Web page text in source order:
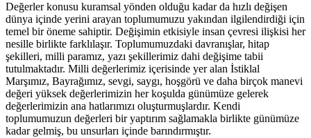
Değerler konusu kuramsal yönden olduğu kadar da hızlı değişen
dünya içinde yerini arayan toplumumuzu yakından ilgilendirdiği için
temel bir öneme sahiptir. Değişimin etkisiyle insan çevresi ilişkisi her
nesille birlikte farklılaşır. Toplumumuzdaki davranışlar, hitap
şekilleri, milli paramız, yazı şekillerimiz dahi değişime tabii
tutulmaktadır. Milli değerlerimiz içerisinde yer alan İstiklal
Marşımız, Bayrağımız, sevgi, saygı, hoşgörü ve daha birçok manevi
değeri yüksek değerlerimizin her koşulda günümüze gelerek
değerlerimizin ana hatlarımızı oluşturmuşlardır. Kendi
toplumumuzun değerleri bir yaptırım sağlamakla birlikte günümüze
kadar gelmiş, bu unsurları içinde barındırmıştır.